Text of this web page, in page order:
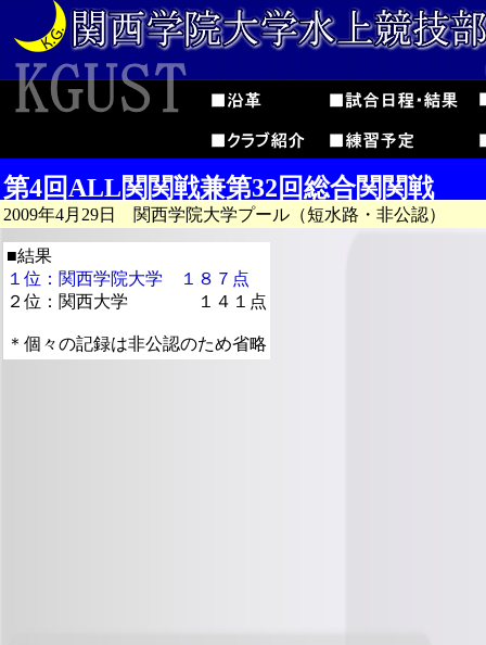
第4回ALL関関戦兼第32回総合関関戦
2009年4月29日 関西学院大学プール（短水路・非公認）
■結果
１位：関西学院大学 １８７点
２位：関西大学 １４１点
＊個々の記録は非公認のため省略